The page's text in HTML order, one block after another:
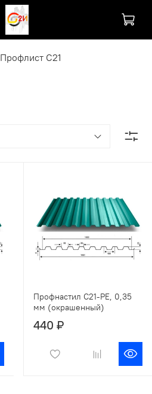
Профлист С21
Профнастил С21-РЕ, 0,35
мм (окрашенный)
440 ₽